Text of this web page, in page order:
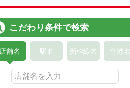
こだわり条件で検索
店舗名 駅名 新幹線名 空港名